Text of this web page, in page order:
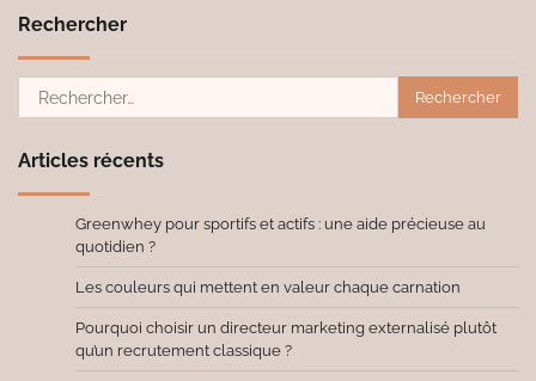
Rechercher
Rechercher :
Articles récents
Greenwhey pour sportifs et actifs : une aide précieuse au
quotidien ?
Les couleurs qui mettent en valeur chaque carnation
Pourquoi choisir un directeur marketing externalisé plutôt
qu’un recrutement classique ?